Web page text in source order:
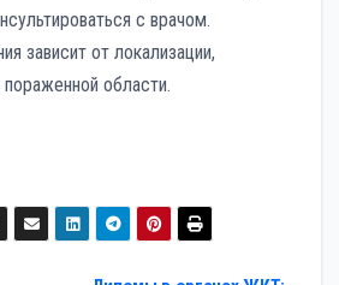
с врачом.
зависит от локализации,
области.